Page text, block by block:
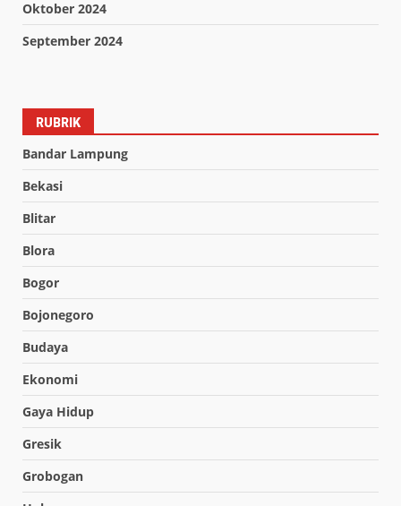
Oktober 2024
September 2024
RUBRIK
Bandar Lampung
Bekasi
Blitar
Blora
Bogor
Bojonegoro
Budaya
Ekonomi
Gaya Hidup
Gresik
Grobogan